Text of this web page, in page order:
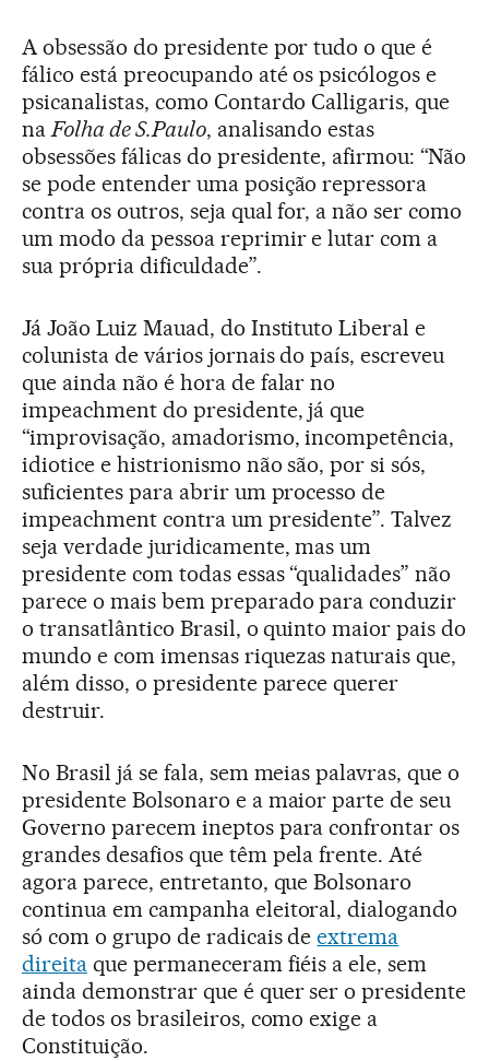
A obsessão do presidente por tudo o que é
fálico está preocupando até os psicólogos e
psicanalistas, como Contardo Calligaris, que
naFolha de S.Paulo, analisando estas
obsessões fálicas do presidente, afirmou: “Não
se pode entender uma posição repressora
contra os outros, seja qual for, a não ser como
um modo da pessoa reprimir e lutar com a
sua própria dificuldade”.
Já João Luiz Mauad, do Instituto Liberal e
colunista de vários jornais do país, escreveu
que ainda não é hora de falar no
impeachment do presidente, já que
“improvisação, amadorismo, incompetência,
idiotice e histrionismo não são, por si sós,
suficientes para abrir um processo de
impeachment contra um presidente”. Talvez
seja verdade juridicamente, mas um
presidente com todas essas “qualidades” não
parece o mais bem preparado para conduzir
o transatlântico Brasil, o quinto maior pais do
mundo e com imensas riquezas naturais que,
além disso, o presidente parece querer
destruir.
No Brasil já se fala, sem meias palavras, que o
presidente Bolsonaro e a maior parte de seu
Governo parecem ineptos para confrontar os
grandes desafios que têm pela frente. Até
agora parece, entretanto, que Bolsonaro
continua em campanha eleitoral, dialogando
só com o grupo de radicais deextrema
direitaque permaneceram fiéis a ele, sem
ainda demonstrar que é quer ser o presidente
de todos os brasileiros, como exige a
Constituição.